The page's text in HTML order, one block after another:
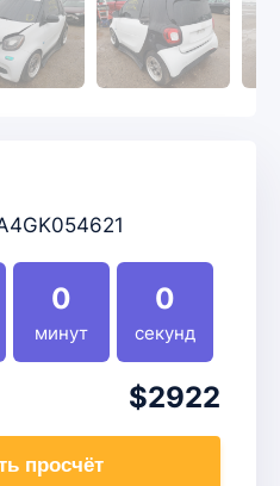
0
минут
0
секунд
$2922
просчёт